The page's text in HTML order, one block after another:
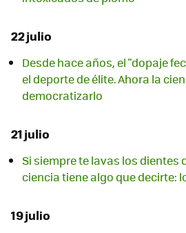
22 julio
Desde hace años, el "dopaje
el deporte de élite. Ahora la
democratizarlo
21 julio
Si siempre te lavas los dientes
ciencia tiene algo que decirte:
19 julio